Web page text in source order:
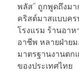
พลัส” ถูกพูดถึงม
คริสต์มาสแบบคร
โรงแรม ร้านอาห
อาชีพ หลายฝ่าย
มาตรฐานงานตก
ของประเทศไทย